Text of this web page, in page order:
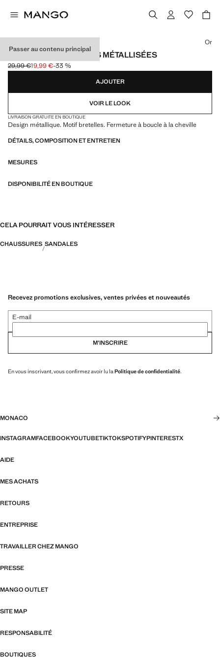
Passer au contenu principal
SANDALES À LANIÈRES MÉTALLISÉES
Prix initial barré [29,99 € ]
29,99 €
Prix actuel [19,99 € ]
19,99 €-33 %
Choisissez une couleur
Or
AJOUTER
VOIR LE LOOK
LIVRAISON GRATUITE EN BOUTIQUE
Design métallique. Motif bretelles. Fermeture à boucle à la cheville
DÉTAILS, COMPOSITION ET ENTRETIEN
MESURES
DISPONIBILITÉ EN BOUTIQUE
CELA POURRAIT VOUS INTÉRESSER
CHAUSSURES SANDALES
Recevez promotions exclusives, ventes privées et nouveautés
E-mail
M’INSCRIRE
En vous inscrivant, vous confirmez avoir lu la Politique de confidentialité.
MONACO
INSTAGRAMFACEBOOKYOUTUBETIKTOKSPOTIFYPINTERESTX
AIDE
MES ACHATS
RETOURS
ENTREPRISE
TRAVAILLER CHEZ MANGO
PRESSE
MANGO OUTLET
SITE MAP
RESPONSABILITÉ
BOUTIQUES